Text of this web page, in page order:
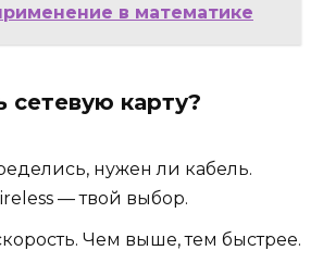
в математике
сетевую карту?
нужен ли кабель.
— твой выбор.
Чем выше, тем быстрее.